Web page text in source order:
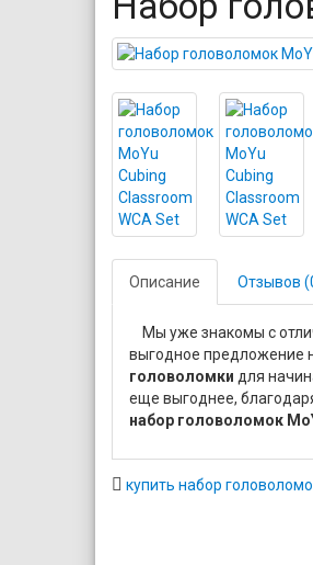
Описание Отзывов
Мы уже знакомы с
выгодное предложение
головоломки для
еще выгоднее,
набор головоломок
купить набор